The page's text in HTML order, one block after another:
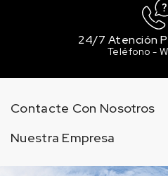
24/7 Atención
Teléfono -
Contacte Con Nosotros
Nuestra Empresa